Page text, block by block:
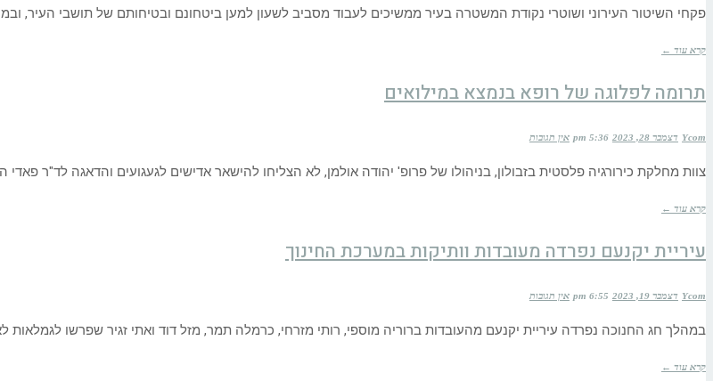
פקחי השיטור העירוני ושוטרי נקודת המשטרה בעיר ממשיכים לעבוד מסביב לשעון למען ביטחונם ובטיחותם של תושבי העיר,
קרא עוד ←
תרומה לפלוגה של רופא בנמצא במילואים
Ycom דצמבר 28, 2023 5:36 pm אין תגובות
צוות מחלקת כירורגיה פלסטית בזבולון, בניהולו של פרופ' יהודה אולמן, לא הצליחו להישאר אדישים לגעגועים והדאגה לד"ר פאדי
קרא עוד ←
עיריית יקנעם נפרדה מעובדות וותיקות במערכת החינוך
Ycom דצמבר 19, 2023 6:55 pm אין תגובות
במהלך חג החנוכה נפרדה עיריית יקנעם מהעובדות ברוריה מוספי, רותי מזרחי, כרמלה תמר, מזל דוד ואתי זגיר שפרשו לגמלאות
קרא עוד ←